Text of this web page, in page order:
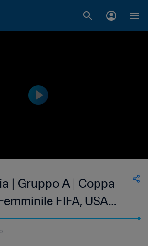
| Gruppo A | Coppa
FIFA, USA